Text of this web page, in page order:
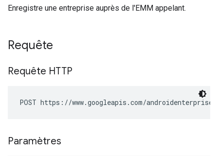
Enregistre une entreprise auprès de l'EMM appelant.
Requête
Requête HTTP
POST https://www.googleapis.com/
Paramètres